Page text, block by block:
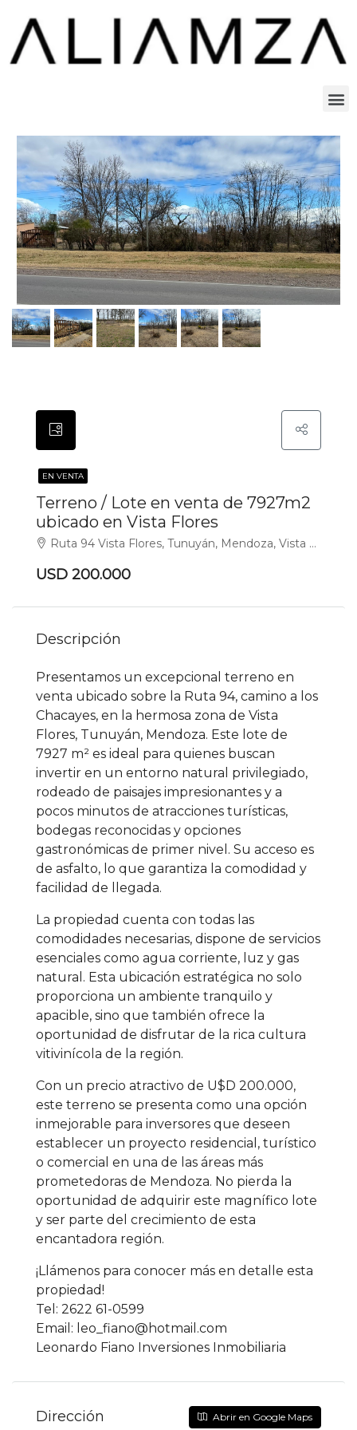
EN VENTA
Terreno / Lote en venta de 7927m2
ubicado en Vista Flores
Ruta 94 Vista Flores, Tunuyán, Mendoza, Vista Flores, Tunuyán
USD 200.000
Descripción
Presentamos un excepcional terreno en
venta ubicado sobre la Ruta 94, camino a los
Chacayes, en la hermosa zona de Vista
Flores, Tunuyán, Mendoza. Este lote de
7927 m² es ideal para quienes buscan
invertir en un entorno natural privilegiado,
rodeado de paisajes impresionantes y a
pocos minutos de atracciones turísticas,
bodegas reconocidas y opciones
gastronómicas de primer nivel. Su acceso es
de asfalto, lo que garantiza la comodidad y
facilidad de llegada.
La propiedad cuenta con todas las
comodidades necesarias, dispone de servicios
esenciales como agua corriente, luz y gas
natural. Esta ubicación estratégica no solo
proporciona un ambiente tranquilo y
apacible, sino que también ofrece la
oportunidad de disfrutar de la rica cultura
vitivinícola de la región.
Con un precio atractivo de U$D 200.000,
este terreno se presenta como una opción
inmejorable para inversores que deseen
establecer un proyecto residencial, turístico
o comercial en una de las áreas más
prometedoras de Mendoza. No pierda la
oportunidad de adquirir este magnífico lote
y ser parte del crecimiento de esta
encantadora región.
¡Llámenos para conocer más en detalle esta
propiedad!
Tel: 2622 61-0599
Email: leo_fiano@hotmail.com
Leonardo Fiano Inversiones Inmobiliaria
Dirección Abrir en Google Maps